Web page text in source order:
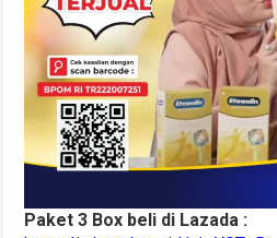
Paket 3 Box beli di Lazada :